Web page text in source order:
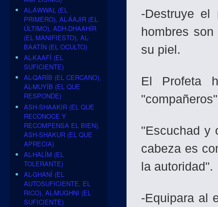
-Destruye el
hombres
su piel.
El Profeta
"Escuchad y
cabeza es
la autoridad".
-Equipara al
AL-ÁWWAL (EL
PRIMERO), AL-ÁAJIR (EL
ÚLTIMO), ADH-DHAAHÍR
(EL MANIFIESTO), AL-
BAATÍN (EL OCULTO)
AL-KAAFÍ (EL
SUFICIENTE)
AL-QARÍB (EL CERCANO),
AL-MUYÍB (EL QUE
RESPONDE)
ASH-SHAAKIR (EL QUE
RECONOCE Y
RECOMPENSA EL BIEN),
ASH-SHAKUR (EL QUE
APRECIA)
AL-HALÍM (EL
TOLERANTE)
AL-GHANÍ (EL
AUTOSUFICIENTE, EL
RICO), AL-MUGHNI (EL
SUFICIENTE)